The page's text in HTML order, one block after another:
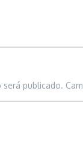
será publicado.